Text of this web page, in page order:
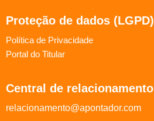
Proteção de dados (LGPD)
Política de Privacidade
Portal do Titular
Central de relacionamento
relacionamento@apontador.com